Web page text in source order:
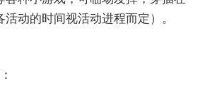
动的时间视活动进程而定）。